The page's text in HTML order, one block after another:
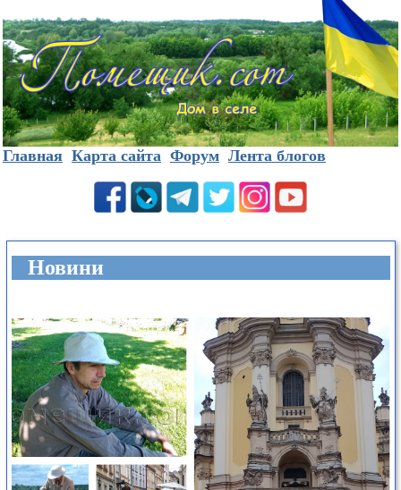
Главная Карта сайта Форум Лента блогов
Новини